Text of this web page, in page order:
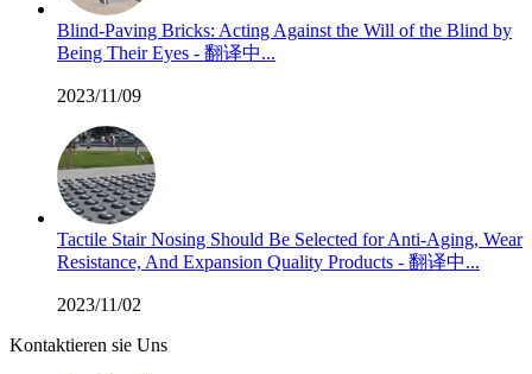
Blind-Paving Bricks: Acting Against the Will of the Blind by
Being Their Eyes - 翻译中...
2023/11/09
Tactile Stair Nosing Should Be Selected for Anti-Aging, Wear
Resistance, And Expansion Quality Products - 翻译中...
2023/11/02
Kontaktieren sie Uns